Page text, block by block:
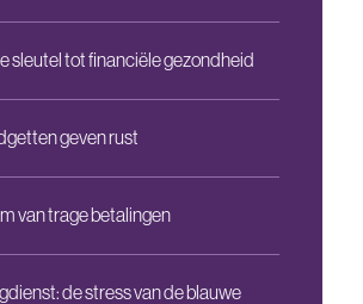
sleutel tot financiële gezondheid
geven rust
van trage betalingen
de stress van de blauwe